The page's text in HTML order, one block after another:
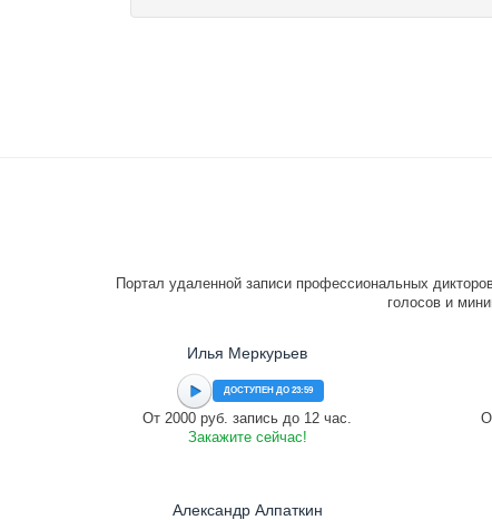
Портал удаленной записи профессиональных
голосов и
Илья Меркурьев
ДОСТУПЕН ДО 23:59
От 2000 руб. запись до 12 час.
Закажите сейчас!
Александр Алпаткин